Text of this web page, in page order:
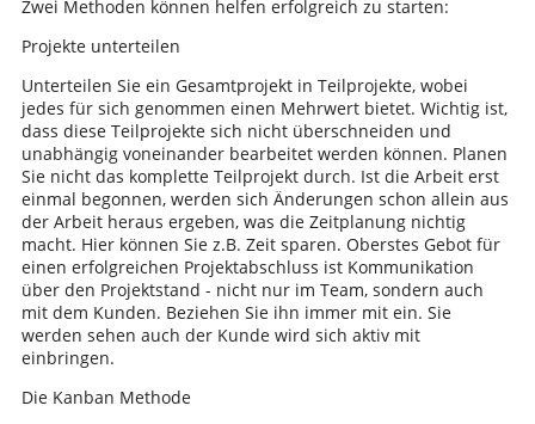
Zwei Methoden können helfen erfolgreich zu starten:
Projekte unterteilen
Unterteilen Sie ein Gesamtprojekt in Teilprojekte, wobei
jedes für sich genommen einen Mehrwert bietet. Wichtig ist,
dass diese Teilprojekte sich nicht überschneiden und
unabhängig voneinander bearbeitet werden können. Planen
Sie nicht das komplette Teilprojekt durch. Ist die Arbeit erst
einmal begonnen, werden sich Änderungen schon allein aus
der Arbeit heraus ergeben, was die Zeitplanung nichtig
macht. Hier können Sie z.B. Zeit sparen. Oberstes Gebot für
einen erfolgreichen Projektabschluss ist Kommunikation
über den Projektstand - nicht nur im Team, sondern auch
mit dem Kunden. Beziehen Sie ihn immer mit ein. Sie
werden sehen auch der Kunde wird sich aktiv mit
einbringen.
Die Kanban Methode